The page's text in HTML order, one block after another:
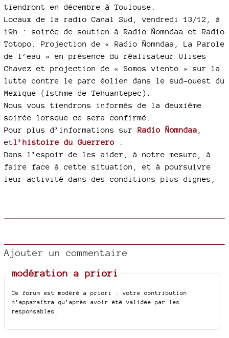
tiendront en décembre à Toulouse.
Locaux de la radio Canal Sud, vendredi 13/12, à
19h : soirée de soutien à Radio Ñomndaa et Radio
Totopo. Projection de « Radio Ñomndaa, La Parole
de l’eau » en présence du réalisateur Ulises
Chavez et projection de « Somos viento » sur la
lutte contre le parc éolien dans le sud-ouest du
Mexique (Isthme de Tehuantepec).
Nous vous tiendrons informés de la deuxième
soirée lorsque ce sera confirmé.
Pour plus d’informations sur Radio Ñomndaa
etl’histoire du Guerrero :
Dans l’espoir de les aider, à notre mesure, à
faire face à cette situation, et à poursuivre
leur activité dans des conditions plus dignes,
Ajouter un commentaire
modération a priori
Ce forum est modéré a priori : votre contribution
n’apparaîtra qu’après avoir été validée par les
responsables.